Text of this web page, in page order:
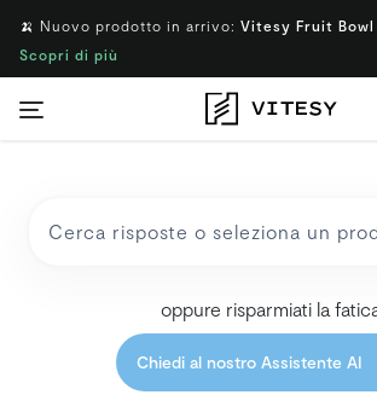
🍌 Nuovo prodotto in arrivo: Vitesy Fruit Bowl
Scopri di più
oppure risparmiati la
Chiedi al nostro Assistente AI